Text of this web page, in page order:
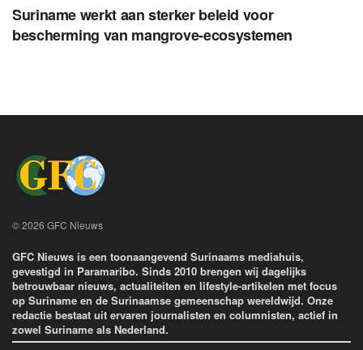
Suriname werkt aan sterker beleid voor
bescherming van mangrove-ecosystemen
© 2026 GFC Nieuws
GFC Nieuws is een toonaangevend Surinaams mediahuis,
gevestigd in Paramaribo. Sinds 2010 brengen wij dagelijks
betrouwbaar nieuws, actualiteiten en lifestyle-artikelen met focus
op Suriname en de Surinaamse gemeenschap wereldwijd. Onze
redactie bestaat uit ervaren journalisten en columnisten, actief in
zowel Suriname als Nederland.